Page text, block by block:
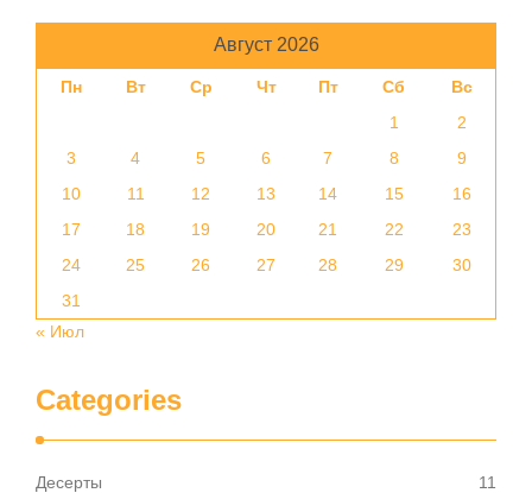
Август 2026
Пн Вт Ср Чт Пт Сб
Вс
1
2
3
4 5 6 7 8
9
10
11 12 13 14 15
16
17
18 19 20 21 22
23
24
25 26 27 28 29
30
31
« Июл
Categories
Десерты
11